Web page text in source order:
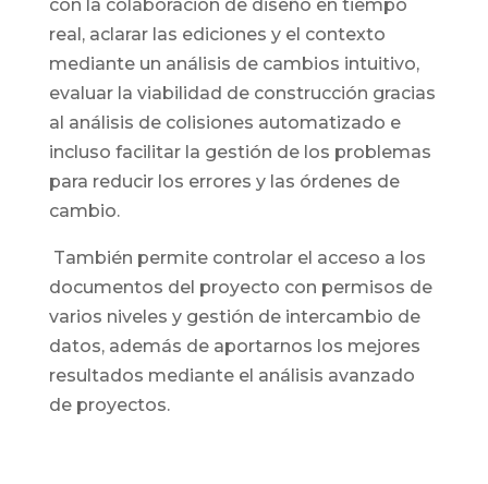
con la colaboración de diseño en tiempo
real, aclarar las ediciones y el contexto
mediante un análisis de cambios intuitivo,
evaluar la viabilidad de construcción gracias
al análisis de colisiones automatizado e
incluso facilitar la gestión de los problemas
para reducir los errores y las órdenes de
cambio.
También permite controlar el acceso a los
documentos del proyecto con permisos de
varios niveles y gestión de intercambio de
datos, además de aportarnos los mejores
resultados mediante el análisis avanzado
de proyectos.